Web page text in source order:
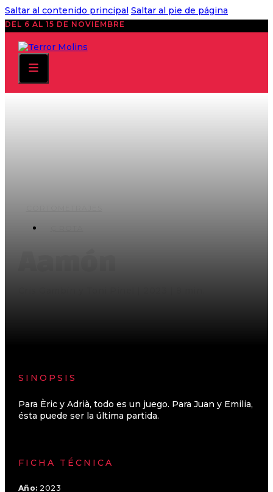
Saltar al contenido principal Saltar al pie de página
DEL 6 AL 15 DE NOVIEMBRE
Aamón
SINOPSIS
Para Èric y Adrià, todo es un juego. Para Juan y Emilia,
ésta puede ser la última partida.
FICHA TÉCNICA
Año: 2023